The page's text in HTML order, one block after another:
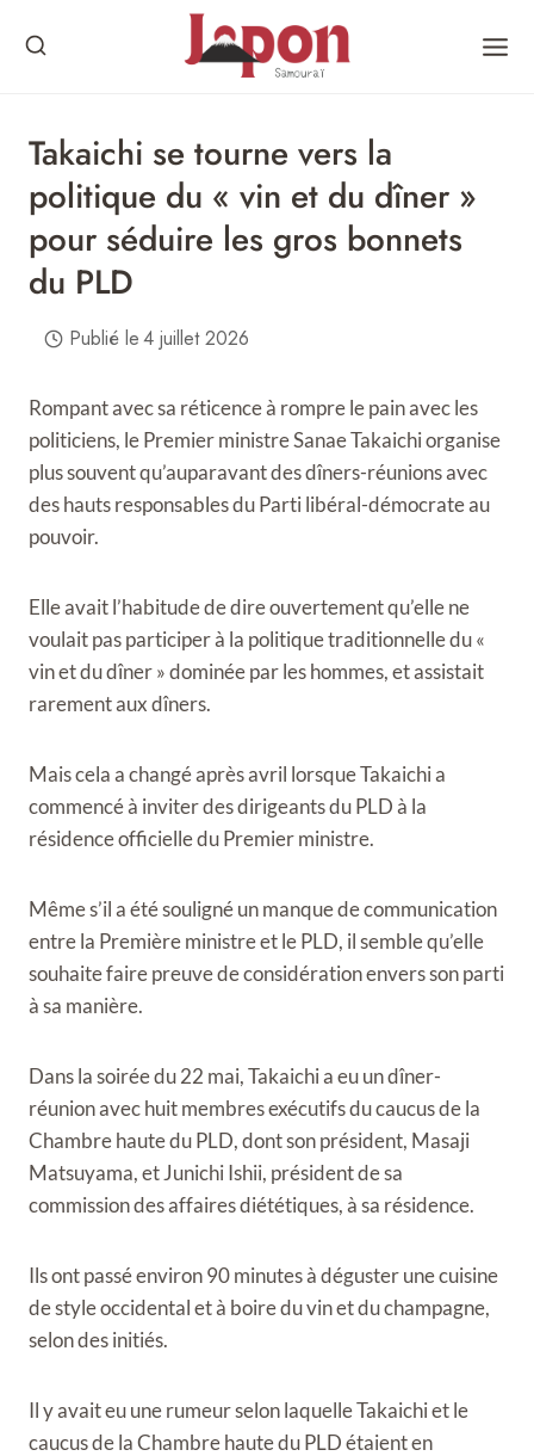
Takaichi se tourne vers la
politique du « vin et du dîner »
pour séduire les gros bonnets
du PLD
Publié le4 juillet 2026
Rompant avec sa réticence à rompre le pain avec les
politiciens, le Premier ministre Sanae Takaichi organise
plus souvent qu’auparavant des dîners-réunions avec
des hauts responsables du Parti libéral-démocrate au
pouvoir.
Elle avait l’habitude de dire ouvertement qu’elle ne
voulait pas participer à la politique traditionnelle du «
vin et du dîner » dominée par les hommes, et assistait
rarement aux dîners.
Mais cela a changé après avril lorsque Takaichi a
commencé à inviter des dirigeants du PLD à la
résidence officielle du Premier ministre.
Même s’il a été souligné un manque de communication
entre la Première ministre et le PLD, il semble qu’elle
souhaite faire preuve de considération envers son parti
à sa manière.
Dans la soirée du 22 mai, Takaichi a eu un dîner-
réunion avec huit membres exécutifs du caucus de la
Chambre haute du PLD, dont son président, Masaji
Matsuyama, et Junichi Ishii, président de sa
commission des affaires diététiques, à sa résidence.
Ils ont passé environ 90 minutes à déguster une cuisine
de style occidental et à boire du vin et du champagne,
selon des initiés.
Il y avait eu une rumeur selon laquelle Takaichi et le
caucus de la Chambre haute du PLD étaient en